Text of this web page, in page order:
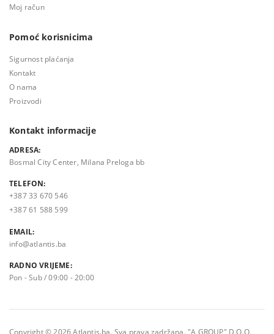
Moj račun
Pomoć korisnicima
Sigurnost plaćanja
Kontakt
O nama
Proizvodi
Kontakt informacije
ADRESA:
Bosmal City Center, Milana Preloga bb
TELEFON:
+387 33 670 546
+387 61 588 599
EMAIL:
info@atlantis.ba
RADNO VRIJEME:
Pon - Sub / 09:00 - 20:00
Copyright © 2026 Atlantis.ba. Sva prava zadržana. "A GROUP" D.O.O.